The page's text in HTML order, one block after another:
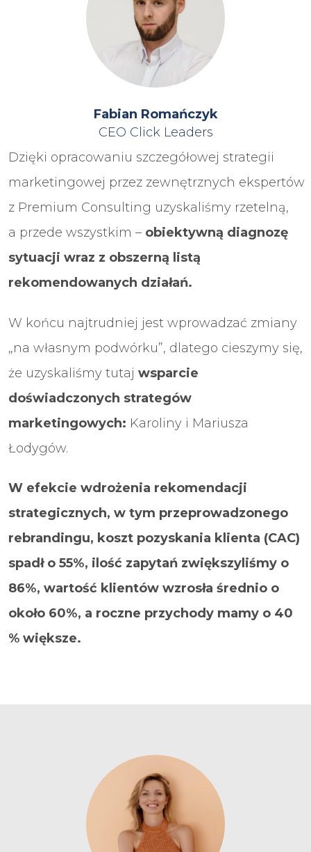
Fabian Romańczyk
CEO Click Leaders
Dzięki opracowaniu szczegółowej strategii
marketingowej przez zewnętrznych ekspertów
z Premium Consulting uzyskaliśmy rzetelną,
a przede wszystkim – obiektywną diagnozę
sytuacji wraz z obszerną listą
rekomendowanych działań.
W końcu najtrudniej jest wprowadzać zmiany
„na własnym podwórku”, dlatego cieszymy się,
że uzyskaliśmy tutaj wsparcie
doświadczonych strategów
marketingowych: Karoliny i Mariusza
Łodygów.
W efekcie wdrożenia rekomendacji
strategicznych, w tym przeprowadzonego
rebrandingu, koszt pozyskania klienta (CAC)
spadł o 55%, ilość zapytań zwiększyliśmy o
86%, wartość klientów wzrosła średnio o
około 60%, a roczne przychody mamy o 40
% większe.